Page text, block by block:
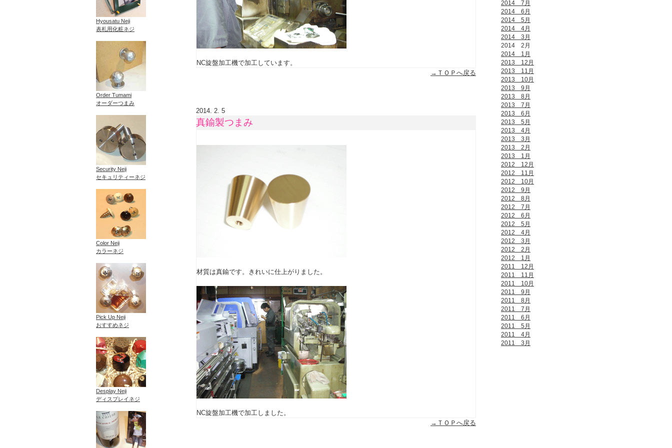
2014 7月
2014 6月
2014 5月
2014 4月
2014 3月
2014 2月
2014 1月
2013 12月
2013 11月
2013 10月
2013 9月
2013 8月
2013 7月
2013 6月
2013 5月
2013 4月
2013 3月
2013 2月
2013 1月
2012 12月
2012 11月
2012 10月
2012 9月
2012 8月
2012 7月
2012 6月
2012 5月
2012 4月
2012 3月
2012 2月
2012 1月
2011 12月
2011 11月
2011 10月
2011 9月
2011 8月
2011 7月
2011 6月
2011 5月
2011 4月
2011 3月
Hyousatu Neji
表札用化粧ネジ
Order Tumami
オーダーつまみ
Security Neji
セキュリティーネジ
Color Neji
カラーネジ
Pick Up Neji
おすすめネジ
Desplay Neji
ディスプレイネジ
NC旋盤加工機で加工しています。
→ＴＯＰへ戻る
2014. 2. 5
真鍮製つまみ
材質は真鍮です。きれいに仕上がりました。
NC旋盤加工機で加工しました。
→ＴＯＰへ戻る